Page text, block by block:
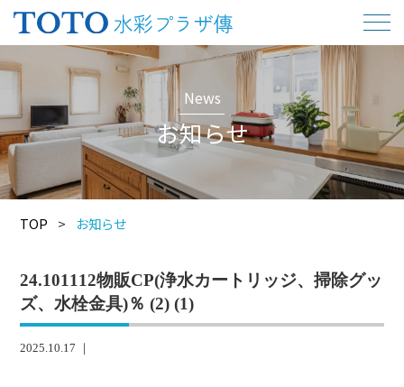
News
お知らせ
TOP > お知らせ
24.101112物販CP(浄水カートリッジ、掃除グッ
ズ、水栓金具)％ (2) (1)
2025.10.17 ｜